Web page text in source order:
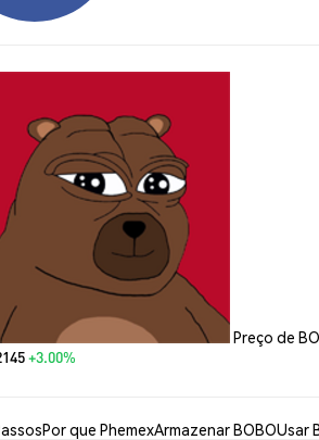
Preço de
+3.00%
Por que PhemexArmazenar BOBOUsar